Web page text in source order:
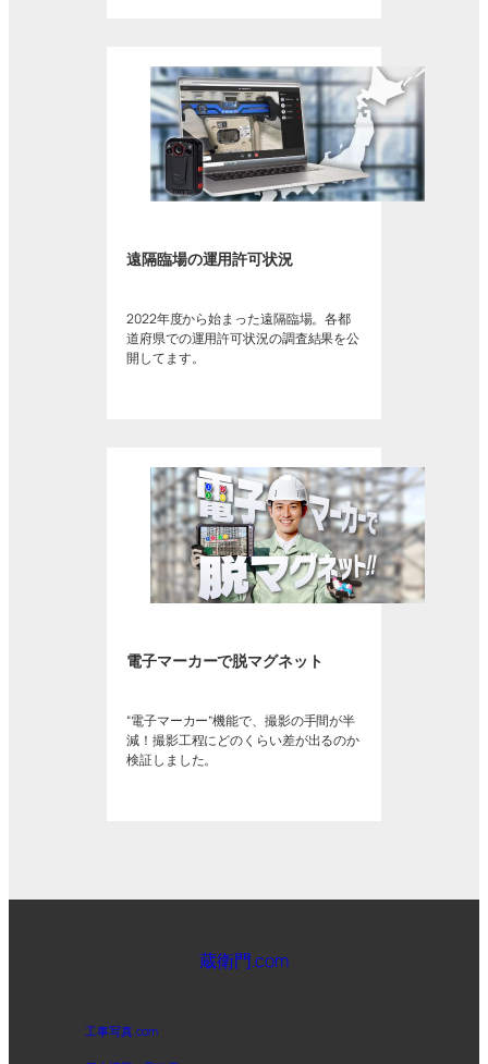
遠隔臨場の運用許可状況
2022年度から始まった遠隔臨場。各都
道府県での運用許可状況の調査結果を公
開してます。
電子マーカーで脱マグネット
“電子マーカー”機能で、撮影の手間が半
減！撮影工程にどのくらい差が出るのか
検証しました。
蔵衛門.com
工事写真.com